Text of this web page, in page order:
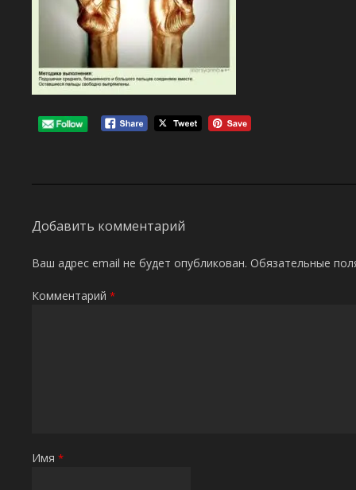
Добавить комментарий
Ваш адрес email не будет опубликован. Обязательные
Комментарий *
Имя *